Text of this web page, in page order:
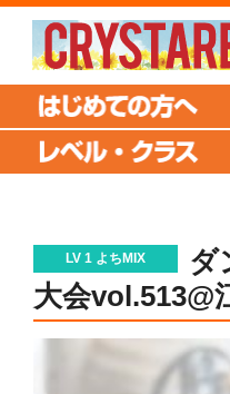
LV 1 よちMIX
ダ
大会vol.513@